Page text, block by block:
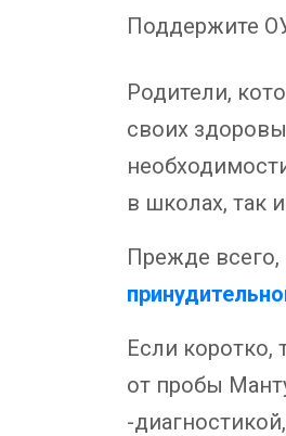
Поддержите
Родители,
своих
в школах, так
Прежде
Если коротко,
от пробы
-